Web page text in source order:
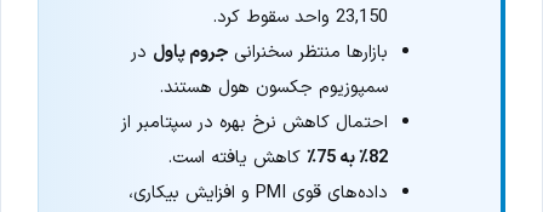
23,150 واحد سقوط کرد.
بازارها منتظر سخنرانیجروم پاول در
سمپوزیوم جکسون هول هستند.
احتمال کاهش نرخ بهره در سپتامبر از
82٪ به 75٪
کاهش یافته است.
داده‌های قوی PMI و افزایش بیکاری،